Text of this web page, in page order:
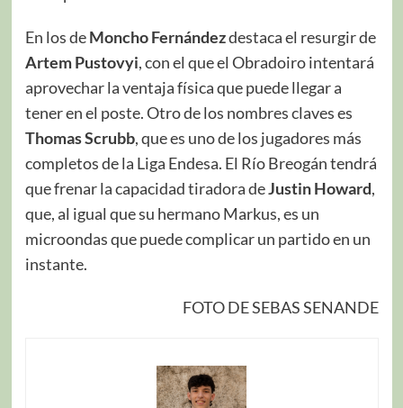
En los deMoncho Fernándezdestaca el resurgir de
Artem Pustovyi, con el que el Obradoiro intentará
aprovechar la ventaja física que puede llegar a
tener en el poste. Otro de los nombres claves es
Thomas Scrubb, que es uno de los jugadores más
completos de la Liga Endesa. El Río Breogán tendrá
que frenar la capacidad tiradora deJustin Howard,
que, al igual que su hermano Markus, es un
microondas que puede complicar un partido en un
instante.
FOTO DE SEBAS SENANDE